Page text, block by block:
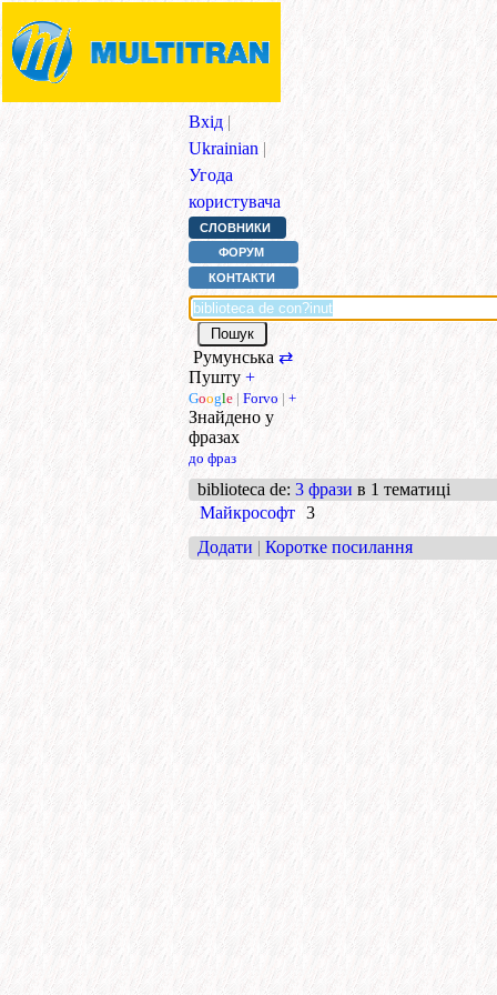
Вхід |
Ukrainian |
Угода
користувача
СЛОВНИКИ
ФОРУМ
КОНТАКТИ
Румунська ⇄
Пушту +
Google | Forvo | +
Знайдено у
фразах
до фраз
biblioteca de: 3 фрази в 1 тематиці
Майкрософт 3
Додати | Коротке посилання